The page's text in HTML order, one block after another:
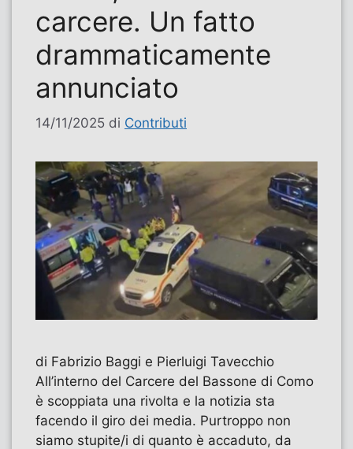
carcere. Un fatto
drammaticamente
annunciato
14/11/2025 di Contributi
di Fabrizio Baggi e Pierluigi Tavecchio
All’interno del Carcere del Bassone di Como
è scoppiata una rivolta e la notizia sta
facendo il giro dei media. Purtroppo non
siamo stupite/i di quanto è accaduto, da